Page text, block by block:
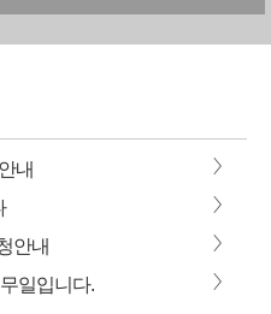
내 >
>
안내 >
일입니다. >